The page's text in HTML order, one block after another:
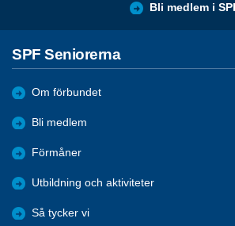
Bli medlem i
SPF Seniorerna
Om förbundet
Bli medlem
Förmåner
Utbildning och aktiviteter
Så tycker vi